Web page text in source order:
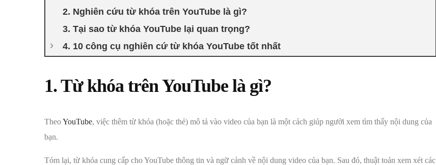
2. Nghiên cứu từ khóa trên YouTube là gì?
3. Tại sao từ khóa YouTube lại quan trọng?
4. 10 công cụ nghiên cứ từ khóa YouTube tốt nhất
1. Từ khóa trên YouTube là gì?
TheoYouTube, việc thêm từ khóa (hoặc thẻ) mô tả vào video của bạn là một cách giúp người xem tìm thấy nội dung của
bạn.
Tóm lại, từ khóa cung cấp cho YouTube thông tin và ngữ cảnh về nội dung video của bạn. Sau đó, thuật toán xem xét các